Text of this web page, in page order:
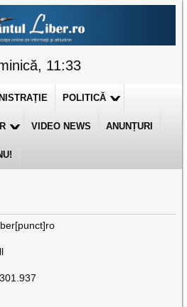
11:33
POLITICĂ
VIDEO NEWS ANUNȚURI